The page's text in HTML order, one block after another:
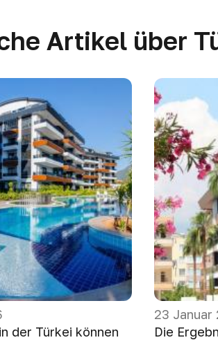
Artikel über
der Türkei können
23 Januar
Die